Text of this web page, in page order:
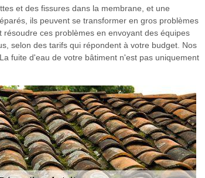
et des fissures dans la membrane, et une
ils peuvent se transformer en gros problèmes
ces problèmes en envoyant des équipes
selon des tarifs qui répondent à votre budget. Nos
fuite d'eau de votre bâtiment n'est pas uniquement